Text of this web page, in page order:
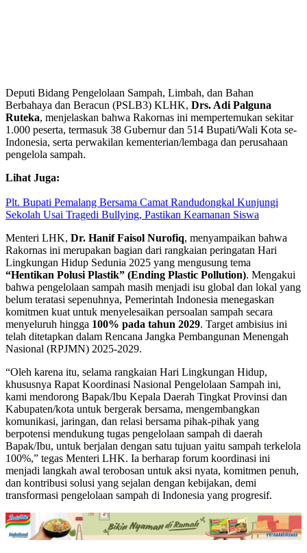
Deputi Bidang Pengelolaan Sampah, Limbah, dan Bahan
Berbahaya dan Beracun (PSLB3) KLHK, Drs. Adi Palguna
Ruteka, menjelaskan bahwa Rakornas ini mempertemukan sekitar
1.000 peserta, termasuk 38 Gubernur dan 514 Bupati/Wali Kota se-
Indonesia, serta perwakilan kementerian/lembaga dan perusahaan
pengelola sampah.
Lihat Juga:
Plt. Bupati Pemalang Bersama Camat Randudongkal Kunjungi
Sekolah Usai Tragedi Bullying, Pastikan Keamanan Siswa
Menteri LHK, Dr. Hanif Faisol Nurofiq, menyampaikan bahwa
Rakornas ini merupakan bagian dari rangkaian peringatan Hari
Lingkungan Hidup Sedunia 2025 yang mengusung tema
“Hentikan Polusi Plastik” (Ending Plastic Pollution). Mengakui
bahwa pengelolaan sampah masih menjadi isu global dan lokal yang
belum teratasi sepenuhnya, Pemerintah Indonesia menegaskan
komitmen kuat untuk menyelesaikan persoalan sampah secara
menyeluruh hingga 100% pada tahun 2029. Target ambisius ini
telah ditetapkan dalam Rencana Jangka Pembangunan Menengah
Nasional (RPJMN) 2025-2029.
“Oleh karena itu, selama rangkaian Hari Lingkungan Hidup,
khususnya Rapat Koordinasi Nasional Pengelolaan Sampah ini,
kami mendorong Bapak/Ibu Kepala Daerah Tingkat Provinsi dan
Kabupaten/kota untuk bergerak bersama, mengembangkan
komunikasi, jaringan, dan relasi bersama pihak-pihak yang
berpotensi mendukung tugas pengelolaan sampah di daerah
Bapak/Ibu, untuk berjalan dengan satu tujuan yaitu sampah terkelola
100%,” tegas Menteri LHK. Ia berharap forum koordinasi ini
menjadi langkah awal terobosan untuk aksi nyata, komitmen penuh,
dan kontribusi solusi yang sejalan dengan kebijakan, demi
transformasi pengelolaan sampah di Indonesia yang progresif.